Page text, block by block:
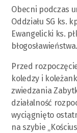
Obecni podczas
Oddziału SG ks.
Ewangelicki ks.
błogosławieństwa.
Przed
koledzy i
zwiedzania
działalność
wyciągnięto
na szybie